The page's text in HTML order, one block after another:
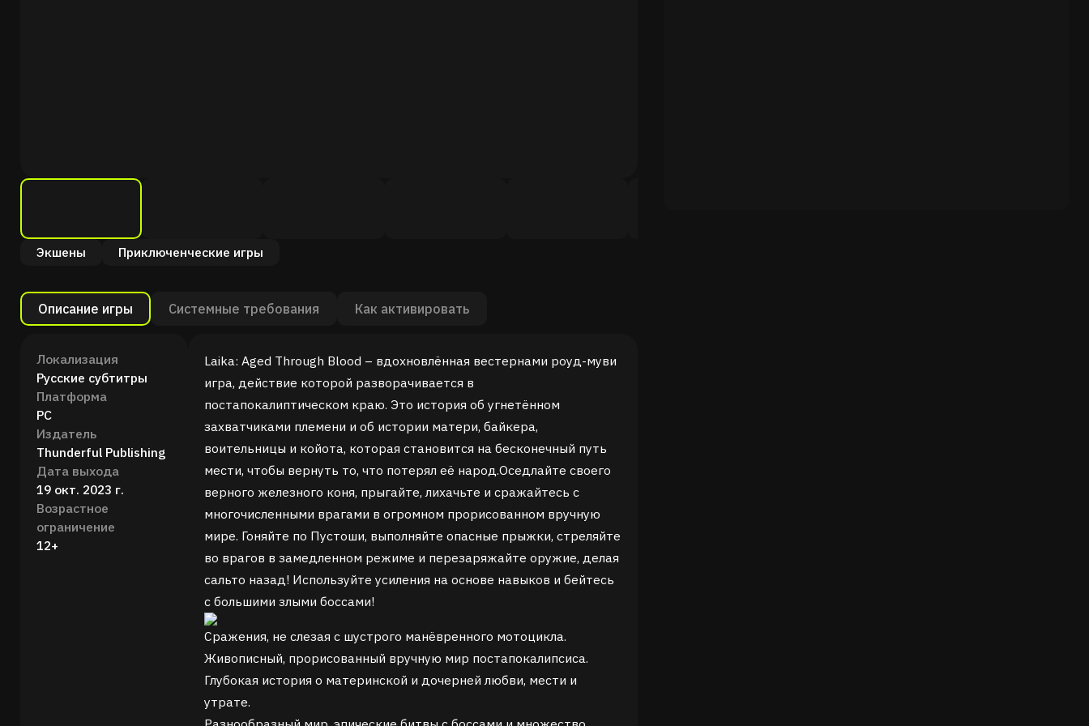
Экшены Приключенческие игры
Описание игры Системные требования Как активировать
Локализация
Русские субтитры
Платформа
PC
Издатель
Thunderful Publishing
Дата выхода
19 окт. 2023 г.
Возрастное
ограничение
12+
Laika: Aged Through Blood – вдохновлённая вестернами роуд-муви
игра, действие которой разворачивается в
постапокалиптическом краю. Это история об угнетённом
захватчиками племени и об истории матери, байкера,
воительницы и койота, которая становится на бесконечный путь
мести, чтобы вернуть то, что потерял её народ.Оседлайте своего
верного железного коня, прыгайте, лихачьте и сражайтесь с
многочисленными врагами в огромном прорисованном вручную
мире. Гоняйте по Пустоши, выполняйте опасные прыжки, стреляйте
во врагов в замедленном режиме и перезаряжайте оружие, делая
сальто назад! Используйте усиления на основе навыков и бейтесь
с большими злыми боссами!
Сражения, не слезая с шустрого манёвренного мотоцикла.
Живописный, прорисованный вручную мир постапокалипсиса.
Глубокая история о материнской и дочерней любви, мести и
утрате.